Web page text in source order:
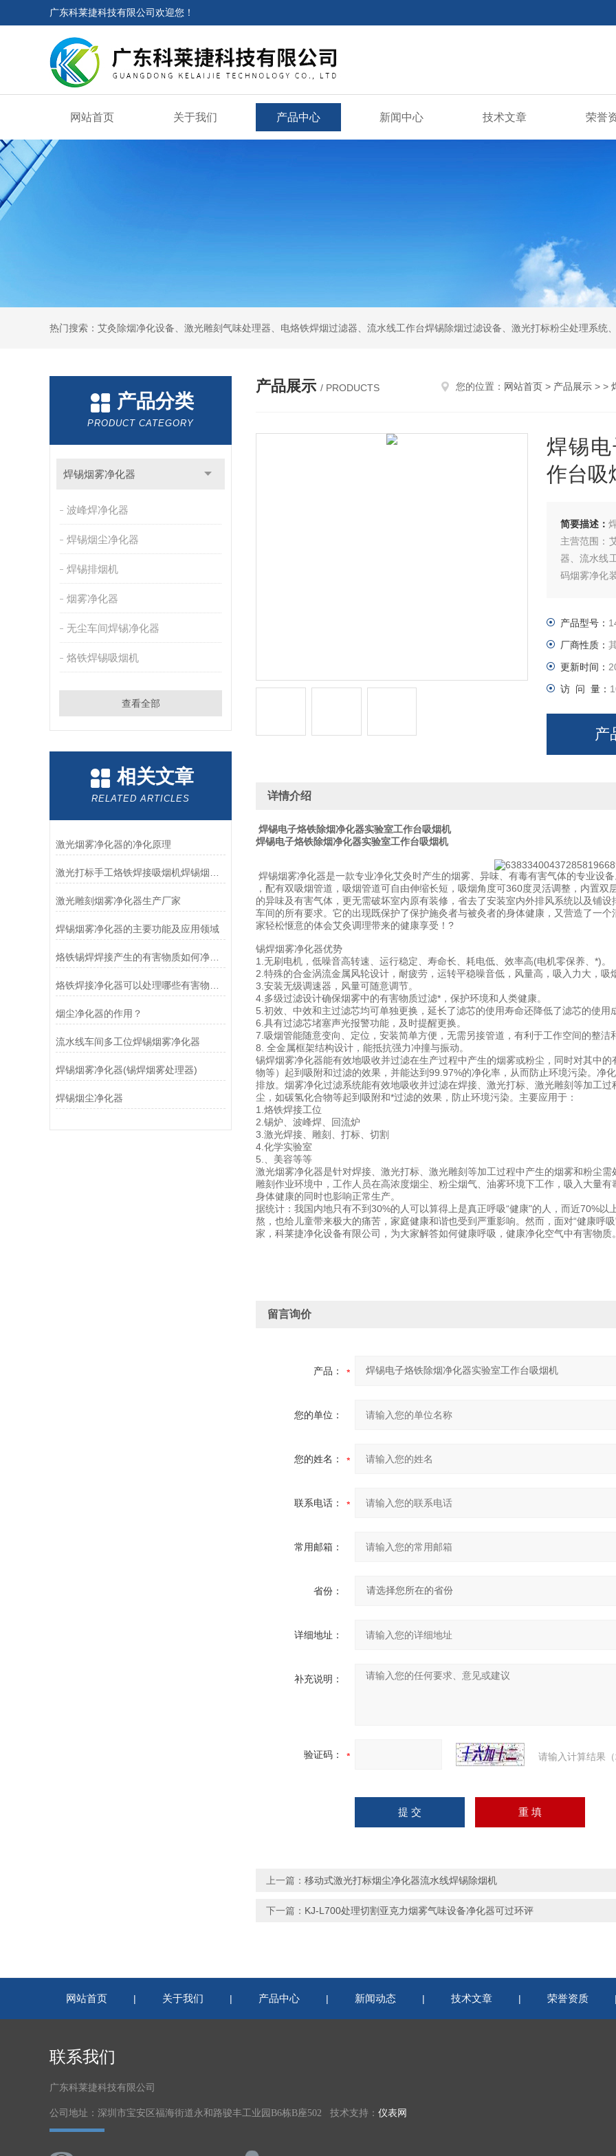
广东科莱捷科技有限公司欢迎您！
网站首页 关于我们 产品中心 新闻中心 技术文章 荣誉
产品分类
PRODUCT CATEGORY
焊锡烟雾净化器
波峰焊净化器
焊锡烟尘净化器
焊锡排烟机
烟雾净化器
无尘车间焊锡净化器
烙铁焊锡吸烟机
查看全部
相关文章
RELATED ARTICLES
激光烟雾净化器的净化原理
激光雕刻烟雾净化器生产厂家
焊锡烟雾净化器的主要功能及应用领域
烙铁锡焊焊接产生的有害物质如何净化？
烟尘净化器的作用？
流水线车间多工位焊锡烟雾净化器
焊锡烟雾净化器(锡焊烟雾处理器)
焊锡烟尘净化器
产品展示 / PRODUCTS 您的位置： 网站首页 > 产品展示 > >
焊锡
作台吸
简要描述：
主营范围：
器、流水线
码烟雾净化
产品型号：
厂商性质：
更新时间：
访 问 量：
产
详情介绍
焊锡电子烙铁除烟净化器实验室工作台吸烟机
焊锡电子烙铁除烟净化器实验室工作台吸烟机
焊锡烟雾净化器是一款专业净化艾灸时产生的烟雾、异味、有毒有害气体的专业设
，配有双吸烟管道，吸烟管道可自由伸缩长短，吸烟角度可360度灵活调整，内置
的异味及有害气体，更无需破坏室内原有装修，省去了安装室内外排风系统以及铺
车间的所有要求。它的出现既保护了保护施灸者与被灸者的身体健康，又营造了一
家轻松惬意的体会艾灸调理带来的健康享受！?
锡焊烟雾净化器优势
1.无刷电机，低噪音高转速、运行稳定、寿命长、耗电低、效率高(电机零保养、*)。
2.特殊的合金涡流金属风轮设计，耐疲劳，运转平稳噪音低，风量高，吸入力大，吸
3.安装无级调速器，风量可随意调节。
4.多级过滤设计确保烟雾中的有害物质过滤*，保护环境和人类健康。
5.初效、中效和主过滤芯均可单独更换，延长了滤芯的使用寿命还降低了滤芯的使用
6.具有过滤芯堵塞声光报警功能，及时提醒更换。
7.吸烟管能随意变向、定位，安装简单方便，无需另接管道，有利于工作空间的整洁
8. 全金属框架结构设计，能抵抗强力冲撞与振动。
锡焊烟雾净化器能有效地吸收并过滤在生产过程中产生的烟雾或粉尘，同时对其中
物等）起到吸附和过滤的效果，并能达到99.97%的净化率，从而防止环境污染。净
排放。烟雾净化过滤系统能有效地吸收并过滤在焊接、激光打标、激光雕刻等加工
尘，如碳氢化合物等起到吸附和*过滤的效果，防止环境污染。主要应用于：
1.烙铁焊接工位
2.锡炉、波峰焊、回流炉
3.激光焊接、雕刻、打标、切割
4.化学实验室
5.、美容等等
激光烟雾净化器是针对焊接、激光打标、激光雕刻等加工过程中产生的烟雾和粉尘
雕刻作业环境中，工作人员在高浓度烟尘、粉尘烟气、油雾环境下工作，吸入大量
身体健康的同时也影响正常生产。
据统计：我国内地只有不到30%的人可以算得上是真正呼吸“健康"的人，而近70%
熬，也给儿童带来极大的痛苦，家庭健康和谐也受到严重影响。然而，面对“健康呼
家，科莱捷净化设备有限公司，为大家解答如何健康呼吸，健康净化空气中有害物质
留言询价
产品：
您的单位：
您的姓名：
联系电话：
常用邮箱：
省份：
详细地址：
补充说明：
验证码： 请输入计算结果
上一篇： 移动式激光打标烟尘净化器流水线焊锡除烟机
下一篇： KJ-L700处理切割亚克力烟雾气味设备净化器可过环评
网站首页 | 关于我们 | 产品中心 | 新闻动态 | 技术文章 | 荣誉资质
联系我们
广东科莱捷科技有限公司
公司地址：深圳市宝安区福海街道永和路骏丰工业园B6栋B座502 技术支持： 仪表网